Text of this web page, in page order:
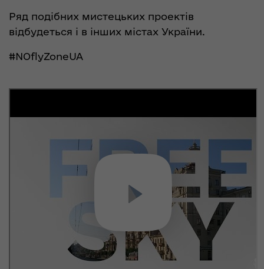
Ряд подібних мистецьких проектів
відбудеться і в інших містах України.
#NOflyZoneUA